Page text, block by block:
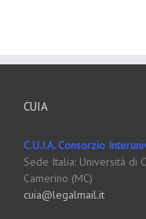
CUIA
C.U.I.A. Consorzio
Sede Italia: Università di
Camerino (MC)
cuia@legalmail.it